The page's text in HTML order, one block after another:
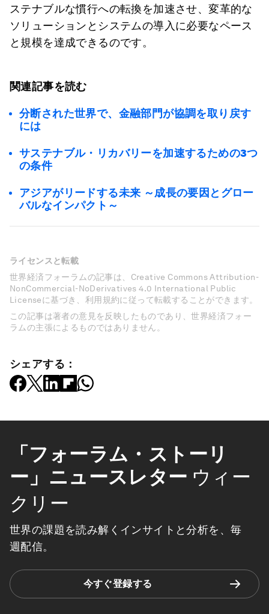
ステナブルな慣行への転換を加速させ、変革的な
ソリューションとシステムの導入に必要なペース
と規模を達成できるのです。
関連記事を読む
分断された世界で、金融部門が協調を取り戻す
には
サステナブル・リカバリーを加速するための3つ
の条件
アジアがリードする未来 ～成長の要因とグロー
バルなインパクト～
ライセンスと転載
世界経済フォーラムの記事は、Creative Commons Attribution-
NonCommercial-NoDerivatives 4.0 International Public
Licenseに基づき、利用規約に従って転載することができます。
この記事は著者の意見を反映したものであり、世界経済フォー
ラムの主張によるものではありません。
シェアする：
「フォーラム・ストーリ
ー」ニュースレター ウィー
クリー
世界の課題を読み解くインサイトと分析を、毎
週配信。
今すぐ登録する